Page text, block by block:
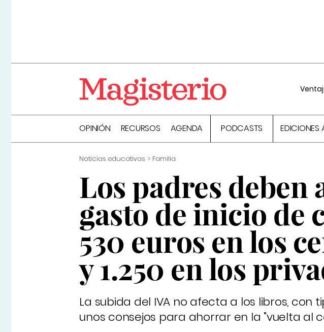
OPINIÓN RECURSOS AGENDA PODCASTS EDICIONES
Noticias educativas Familia
Los padres
gasto de inicio de
530 euros en los
y 1.250 en los
La subida del IVA no afecta a los libros, con
unos consejos para ahorrar en la "vuelta al